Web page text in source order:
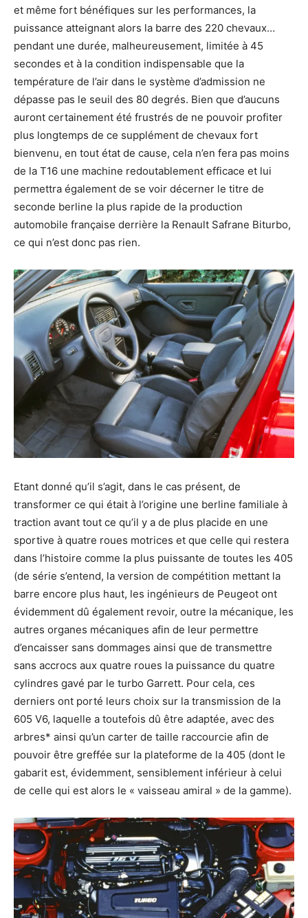
et même fort bénéfiques sur les performances, la
puissance atteignant alors la barre des 220 chevaux…
pendant une durée, malheureusement, limitée à 45
secondes et à la condition indispensable que la
température de l’air dans le système d’admission ne
dépasse pas le seuil des 80 degrés. Bien que d’aucuns
auront certainement été frustrés de ne pouvoir profiter
plus longtemps de ce supplément de chevaux fort
bienvenu, en tout état de cause, cela n’en fera pas moins
de la T16 une machine redoutablement efficace et lui
permettra également de se voir décerner le titre de
seconde berline la plus rapide de la production
automobile française derrière la Renault Safrane Biturbo,
ce qui n’est donc pas rien.
Etant donné qu’il s’agit, dans le cas présent, de
transformer ce qui était à l’origine une berline familiale à
traction avant tout ce qu’il y a de plus placide en une
sportive à quatre roues motrices et que celle qui restera
dans l’histoire comme la plus puissante de toutes les 405
(de série s’entend, la version de compétition mettant la
barre encore plus haut, les ingénieurs de Peugeot ont
évidemment dû également revoir, outre la mécanique, les
autres organes mécaniques afin de leur permettre
d’encaisser sans dommages ainsi que de transmettre
sans accrocs aux quatre roues la puissance du quatre
cylindres gavé par le turbo Garrett. Pour cela, ces
derniers ont porté leurs choix sur la transmission de la
605 V6, laquelle a toutefois dû être adaptée, avec des
arbres* ainsi qu’un carter de taille raccourcie afin de
pouvoir être greffée sur la plateforme de la 405 (dont le
gabarit est, évidemment, sensiblement inférieur à celui
de celle qui est alors le « vaisseau amiral » de la gamme).